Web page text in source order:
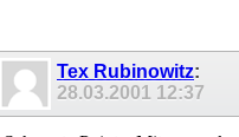
Tex Rubinowitz:
28.03.2001 12:37